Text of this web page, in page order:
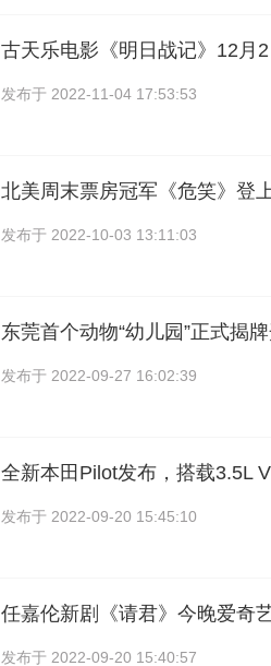
古天乐电影《明日战记》12月
发布于 2022-11-04 17:53:53
北美周末票房冠军《危笑》登
发布于 2022-10-03 13:11:03
东莞首个动物“幼儿园”正式揭
发布于 2022-09-27 16:02:39
全新本田Pilot发布，搭载3.5L
发布于 2022-09-20 15:45:10
任嘉伦新剧《请君》今晚爱奇
发布于 2022-09-20 15:40:57